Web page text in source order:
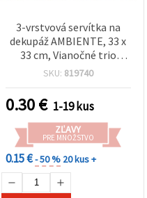
3-vrstvová servítka na
dekupáž AMBIENTE, 33 x
33 cm, Vianočné trio
Nature - 1 ks
SKU: 819740
0.30€ 1-19 kus
ZĽAVY
PRE MNOŽSTVO
0.15 €- 50 % 20 kus +